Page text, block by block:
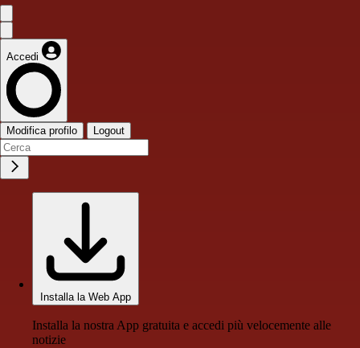
Accedi
Modifica profilo Logout
Installa la Web App
Installa la nostra App gratuita e accedi più velocemente alle
notizie